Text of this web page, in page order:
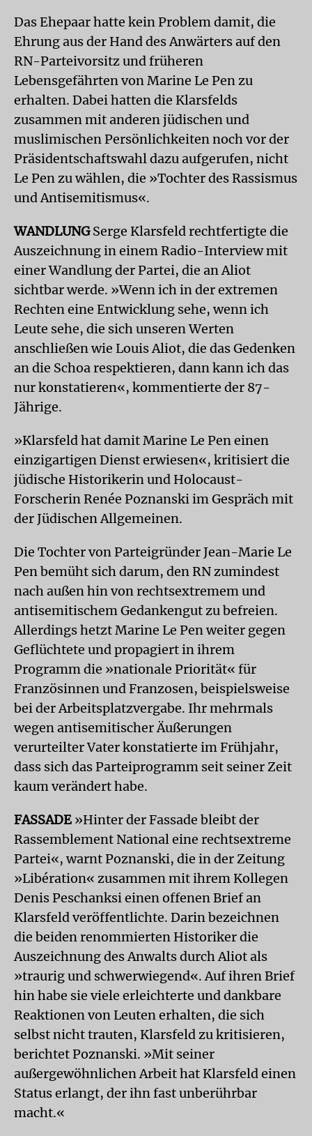
Das Ehepaar hatte kein Problem damit, die
Ehrung aus der Hand des Anwärters auf den
RN-Parteivorsitz und früheren
Lebensgefährten von Marine Le Pen zu
erhalten. Dabei hatten die Klarsfelds
zusammen mit anderen jüdischen und
muslimischen Persönlichkeiten noch vor der
Präsidentschaftswahl dazu aufgerufen, nicht
Le Pen zu wählen, die »Tochter des Rassismus
und Antisemitismus«.
WANDLUNGSerge Klarsfeld rechtfertigte die
Auszeichnung in einem Radio-Interview mit
einer Wandlung der Partei, die an Aliot
sichtbar werde. »Wenn ich in der extremen
Rechten eine Entwicklung sehe, wenn ich
Leute sehe, die sich unseren Werten
anschließen wie Louis Aliot, die das Gedenken
an die Schoa respektieren, dann kann ich das
nur konstatieren«, kommentierte der 87-
Jährige.
»Klarsfeld hat damit Marine Le Pen einen
einzigartigen Dienst erwiesen«, kritisiert die
jüdische Historikerin und Holocaust-
Forscherin Renée Poznanski im Gespräch mit
der Jüdischen Allgemeinen.
Die Tochter von Parteigründer Jean-Marie Le
Pen bemüht sich darum, den RN zumindest
nach außen hin von rechtsextremem und
antisemitischem Gedankengut zu befreien.
Allerdings hetzt Marine Le Pen weiter gegen
Geflüchtete und propagiert in ihrem
Programm die »nationale Priorität« für
Französinnen und Franzosen, beispielsweise
bei der Arbeitsplatzvergabe. Ihr mehrmals
wegen antisemitischer Äußerungen
verurteilter Vater konstatierte im Frühjahr,
dass sich das Parteiprogramm seit seiner Zeit
kaum verändert habe.
FASSADE »Hinter der Fassade bleibt der
Rassemblement National eine rechtsextreme
Partei«, warnt Poznanski, die in der Zeitung
»Libération« zusammen mit ihrem Kollegen
Denis Peschanksi einen offenen Brief an
Klarsfeld veröffentlichte. Darin bezeichnen
die beiden renommierten Historiker die
Auszeichnung des Anwalts durch Aliot als
»traurig und schwerwiegend«. Auf ihren Brief
hin habe sie viele erleichterte und dankbare
Reaktionen von Leuten erhalten, die sich
selbst nicht trauten, Klarsfeld zu kritisieren,
berichtet Poznanski. »Mit seiner
außergewöhnlichen Arbeit hat Klarsfeld einen
Status erlangt, der ihn fast unberührbar
macht.«